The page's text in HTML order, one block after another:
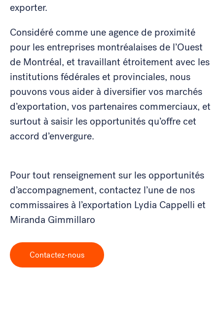
exporter.
Considéré comme une agence de proximité
pour les entreprises montréalaises de l’Ouest
de Montréal, et travaillant étroitement avec les
institutions fédérales et provinciales, nous
pouvons vous aider à diversifier vos marchés
d’exportation, vos partenaires commerciaux, et
surtout à saisir les opportunités qu’offre cet
accord d’envergure.
Pour tout renseignement sur les opportunités
d’accompagnement, contactez l’une de nos
commissaires à l’exportation Lydia Cappelli et
Miranda Gimmillaro
Contactez-nous